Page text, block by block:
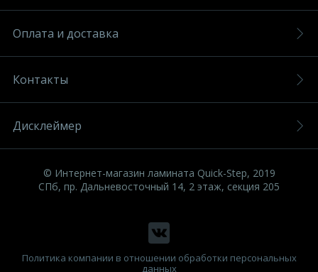
Оплата и доставка
Контакты
Дисклеймер
© Интернет-магазин ламината Quick-Step, 2019
СПб, пр. Дальневосточный 14, 2 этаж, секция 205
Политика компании в отношении обработки персональных
данных